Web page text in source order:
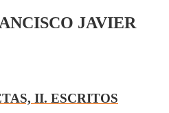
JAVIER
II. ESCRITOS